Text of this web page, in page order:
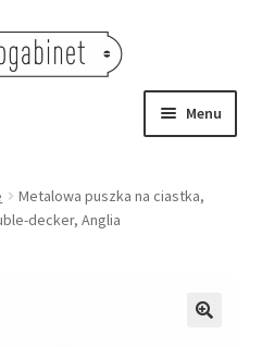
Menu
Metalowa puszka na ciastka,
decker, Anglia